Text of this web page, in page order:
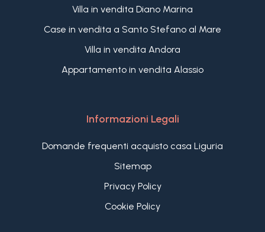
Villa in vendita Diano Marina
Case in vendita a Santo Stefano al Mare
Villa in vendita Andora
Appartamento in vendita Alassio
Informazioni Legali
Domande frequenti acquisto casa Liguria
Sitemap
Privacy Policy
Cookie Policy